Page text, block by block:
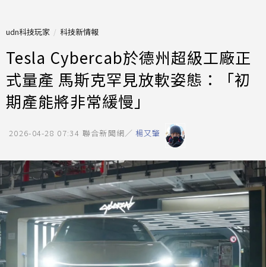
udn科技玩家 科技新情報
Tesla Cybercab於德州超級工廠正
式量產 馬斯克罕見放軟姿態：「初
期產能將非常緩慢」
2026-04-28 07:34 聯合新聞網／ 楊又肇